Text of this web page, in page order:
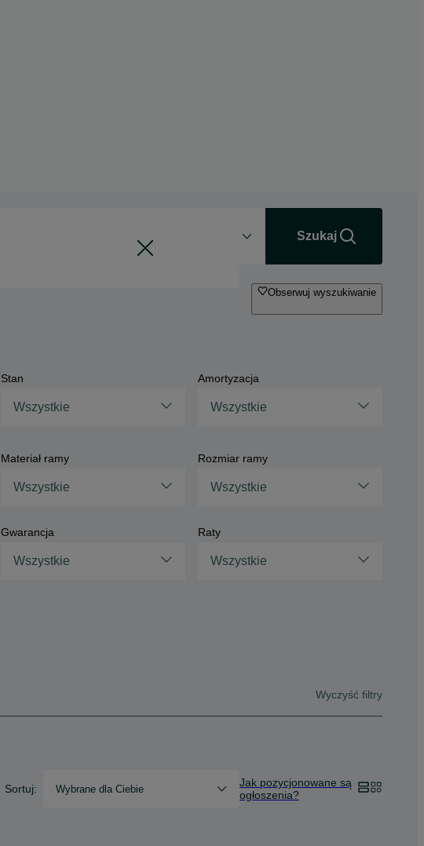
Szukaj
Obserwuj wyszukiwanie
Stan
Wszystkie
Amortyzacja
Wszystkie
Materiał ramy
Wszystkie
Rozmiar ramy
Wszystkie
Gwarancja
Wszystkie
Raty
Wszystkie
Wyczyść filtry
Sortuj: Wybrane dla Ciebie
Jak pozycjonowane są
ogłoszenia?